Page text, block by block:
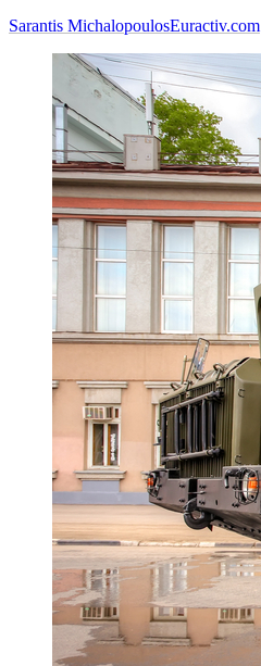
Sarantis MichalopoulosEuractiv.com